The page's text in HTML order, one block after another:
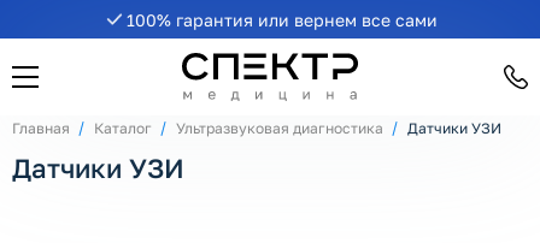
100% гарантия или вернем все сами
Главная Каталог Ультразвуковая диагностика Датчики УЗИ
Датчики УЗИ
развернуть категорию